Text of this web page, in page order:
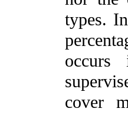
types.
occurs
cover